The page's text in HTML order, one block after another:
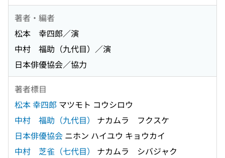
著者・編者
松本 幸四郎／演
中村 福助（九代目）／演
日本俳優協会／協力
著者標目
松本 幸四郎 マツモト コウシロウ
中村 福助（九代目）
ナカムラ フクスケ
日本俳優協会 ニホン ハイユウ キョウカイ
中村 芝雀（七代目）
ナカムラ シバジャク